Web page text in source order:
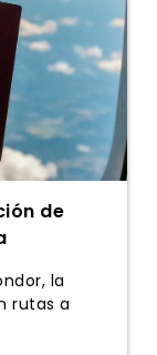
de
la
rutas a